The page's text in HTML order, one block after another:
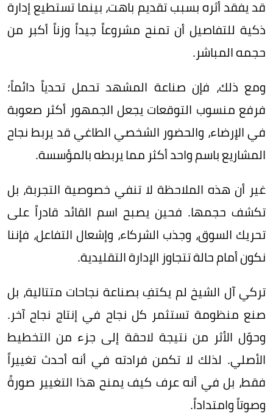
قد يفقد أثره بسبب تقديم باهت، بينما تستطيع إدارة
ذكية للتفاصيل أن تمنح مشروعاً جيداً وزناً أكبر من
حجمه المباشر.
ومع ذلك، فإن صناعة المشهد تحمل تحدياً دائماً؛
فرفع منسوب التوقعات يجعل الجمهور أكثر صعوبة
في الإرضاء، والحضور الشخصي الطاغي قد يربط نجاح
المشاريع باسم واحد أكثر مما يربطه بالمؤسسة.
غير أن هذه الملاحظة لا تنفي خصوصية التجربة، بل
تكشف حجمها. فحين يصبح اسم القائد قادراً على
تحريك السوق، وجذب الشركاء، وإشعال التفاعل، فإننا
نكون أمام حالة تتجاوز الإدارة التقليدية.
تركي آل الشيخ لم يكتفِ بصناعة نجاحات متتالية، بل
صنع منظومة تستثمر كل نجاح في إنتاج نجاح آخر.
وحوّل الأثر من نتيجة لاحقة إلى جزء من التخطيط
الأصلي. لذلك لا تكمن فرادته في أنه أحدث تغييراً
فقط، بل في أنه عرف كيف يمنح هذا التغيير صورةً
وصوتاً وامتداداً.